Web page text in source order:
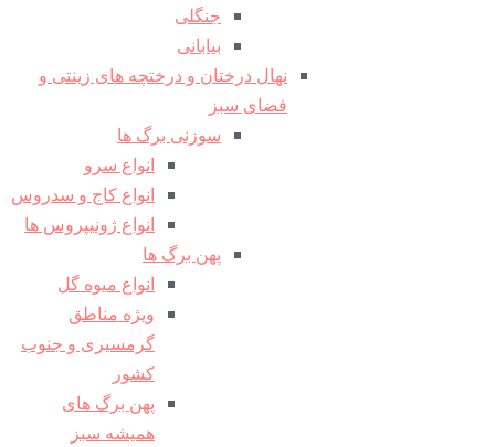
جنگلی
بیابانی
نهال درختان و درختچه های زینتی و
فضای سبز
سوزنی برگ ها
انواع سرو
انواع کاج و سدروس
انواع ژونیپروس ها
پهن برگ ها
انواع میوه گل
ویژه مناطق
گرمسیری و جنوب
کشور
پهن برگ های
همیشه سبز